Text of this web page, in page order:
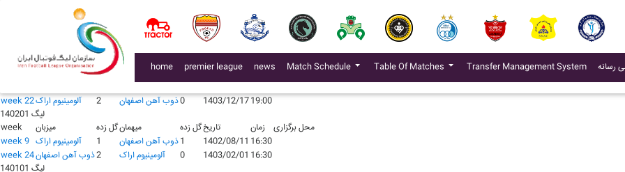
home premier league news(current)
Match Schedule Table Of Matches Transfer Management System(current)
رسانه
گل زدهتاریخ زمان
محل برگزاری
ذوب آهن اصفهان0 آلومينيوم اراک 1404/07/0418:30
آلومينيوم اراک 1 ذوب آهن اصفهان
لیگ 140301
گل زده گل زدهتاریخ زمان
محل برگزاری
week 22آلومينيوم اراک 2 ذوب آهن اصفهان0 1403/12/1719:00
لیگ 140201
week
میزبان گل زدهمیهمان گل زدهتاریخ زمان
محل برگزاری
week 9 آلومينيوم اراک 1 ذوب آهن اصفهان1 1402/08/11 16:30
week 24ذوب آهن اصفهان2 آلومينيوم اراک 0 1403/02/01 16:30
لیگ 140101